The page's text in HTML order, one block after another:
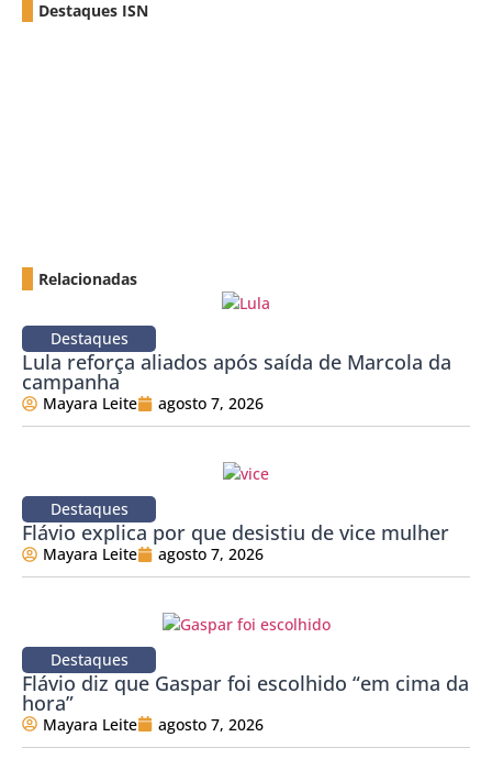
Destaques ISN
Relacionadas
Destaques
Lula reforça aliados após saída de Marcola da
campanha
Mayara Leite agosto 7, 2026
Destaques
Flávio explica por que desistiu de vice mulher
Mayara Leite agosto 7, 2026
Destaques
Flávio diz que Gaspar foi escolhido “em cima da
hora”
Mayara Leite agosto 7, 2026